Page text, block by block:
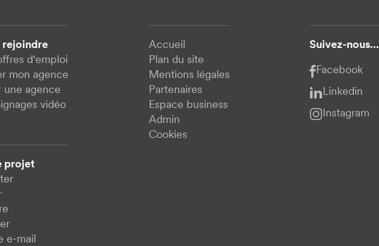
rejoindre
d'emploi
mon agence
une agence
vidéo
projet
e-mail
Accueil
Plan du site
Mentions légales
Partenaires
Espace business
Admin
Cookies
Suivez-nous...
Facebook
Linkedin
Instagram